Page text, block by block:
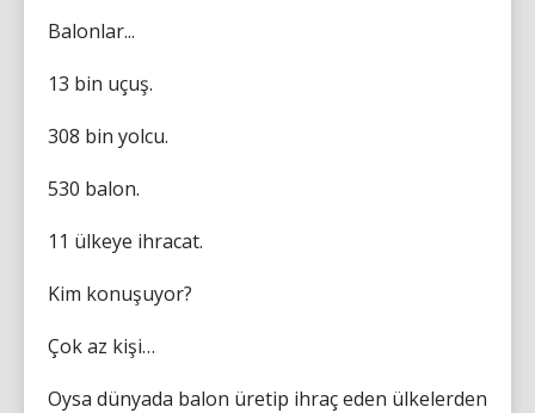
Balonlar...
13 bin uçuş.
308 bin yolcu.
530 balon.
11 ülkeye ihracat.
Kim konuşuyor?
Çok az kişi…
Oysa dünyada balon üretip ihraç eden ülkelerden